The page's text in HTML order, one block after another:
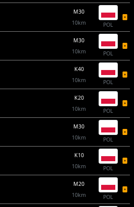
M30
10km
POL
M30
10km
POL
K40
10km
POL
K20
10km
POL
M30
10km
POL
K10
10km
POL
M20
10km
POL